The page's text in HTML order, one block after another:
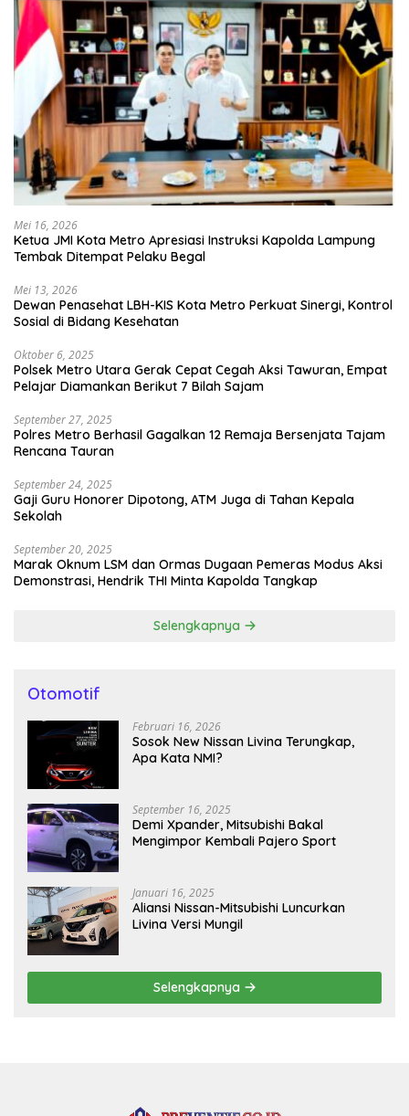
Mei 16, 2026
Ketua JMI Kota Metro Apresiasi Instruksi Kapolda Lampung
Tembak Ditempat Pelaku Begal
Mei 13, 2026
Dewan Penasehat LBH-KIS Kota Metro Perkuat Sinergi, Kontrol
Sosial di Bidang Kesehatan
Oktober 6, 2025
Polsek Metro Utara Gerak Cepat Cegah Aksi Tawuran, Empat
Pelajar Diamankan Berikut 7 Bilah Sajam
September 27, 2025
Polres Metro Berhasil Gagalkan 12 Remaja Bersenjata Tajam
Rencana Tauran
September 24, 2025
Gaji Guru Honorer Dipotong, ATM Juga di Tahan Kepala
Sekolah
September 20, 2025
Marak Oknum LSM dan Ormas Dugaan Pemeras Modus Aksi
Demonstrasi, Hendrik THI Minta Kapolda Tangkap
Selengkapnya
Otomotif
Februari 16, 2026
Sosok New Nissan Livina Terungkap,
Apa Kata NMI?
September 16, 2025
Demi Xpander, Mitsubishi Bakal
Mengimpor Kembali Pajero Sport
Januari 16, 2025
Aliansi Nissan-Mitsubishi Luncurkan
Livina Versi Mungil
Selengkapnya